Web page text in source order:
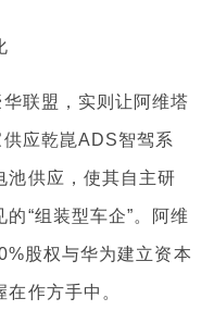
联盟，实则让阿维塔
供应乾崑ADS智驾系
池供应，使其自主研
“组装型车企”。阿维
股权与华为建立资本
作方手中。